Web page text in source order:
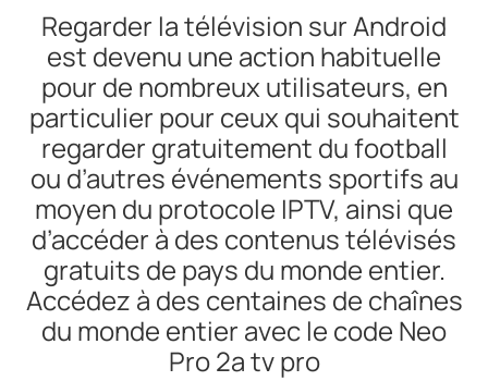
Regarder la télévision sur Android
est devenu une action habituelle
pour de nombreux utilisateurs, en
particulier pour ceux qui souhaitent
regarder gratuitement du football
ou d’autres événements sportifs au
moyen du protocole IPTV, ainsi que
d’accéder à des contenus télévisés
gratuits de pays du monde entier.
Accédez à des centaines de chaînes
du monde entier avec le code Neo
Pro 2a tv pro